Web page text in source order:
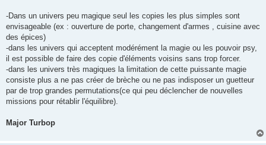
-Dans un univers peu magique seul les copies les plus simples sont
envisageable (ex : ouverture de porte, changement d'armes , cuisine avec
des épices)
-dans les univers qui acceptent modérément la magie ou les pouvoir psy,
il est possible de faire des copie d'éléments voisins sans trop forcer.
-dans les univers très magiques la limitation de cette puissante magie
consiste plus a ne pas créer de brèche ou ne pas indisposer un guetteur
par de trop grandes permutations(ce qui peu déclencher de nouvelles
missions pour rétablir l'équilibre).
Major Turbop